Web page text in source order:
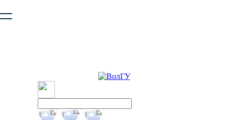
безопасную работу с сайтом. Пожалуйста